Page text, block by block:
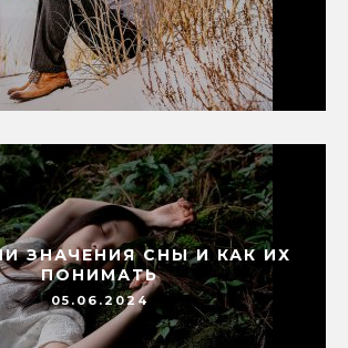
ЗНАЧЕНИЯ СНЫ И КАК ИХ
ПОНИМАТЬ
05.06.2024